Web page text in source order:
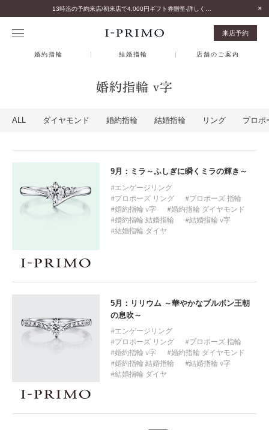
来店予約
婚約指輪 結婚指輪 店舗のご案内
婚約指輪 v字
ALL ダイヤモンド 婚約指輪 結婚指輪 リング プロポ
9月：ミラ～ふしぎに瞬くミラの輝き～
エンゲージリング
プロポーズ リング
プロポーズ 指輪
婚約指輪 v字
婚約指輪 ダイヤモンド
婚約指輪 結婚指輪
結婚指輪 v字
結婚指輪 ダイヤ
5月：リリウム ～華やかなブルボン王朝
の息吹～
エンゲージリング
プロポーズ リング
プロポーズ 指輪
婚約指輪 v字
婚約指輪 ダイヤモンド
婚約指輪 結婚指輪
結婚指輪 v字
結婚指輪 ダイヤ